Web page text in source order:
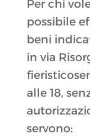
Per chi
possibile
beni
in via
alle 18,
servono: